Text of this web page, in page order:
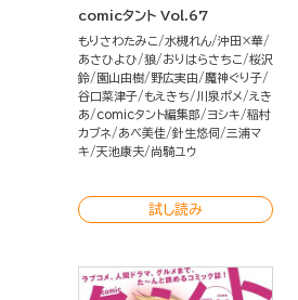
comicタント Vol.67
もりさわたみこ 水槻れん 沖田×華
あさひよひ
狼 おりはらさちこ
桜沢
鈴
園山由樹 野広実由
魔神ぐり子
谷口菜津子 もえきち 川泉ポメ
えき
あ
comicタント編集部 ヨシキ
稲村
カブネ
あべ美佳 針生悠伺
三浦マ
キ
天池康夫 尚騎ユウ
試し読み